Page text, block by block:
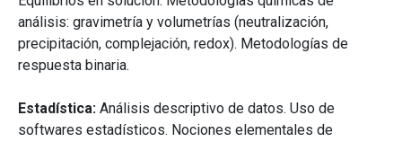
análisis: gravimetría y volumetrías (neutralización,
precipitación, complejación, redox). Metodologías de
respuesta binaria.
Estadística: Análisis descriptivo de datos. Uso de
softwares estadísticos. Nociones elementales de